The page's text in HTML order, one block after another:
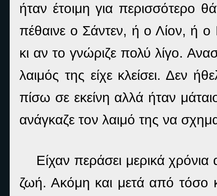
ήταν έτοιμη για περισσότερο
πέθαινε ο Σάντεν, ή ο Λίον, ή
κι αν το γνώριζε πολύ λίγο.
λαιμός της είχε κλείσει. Δεν
πίσω σε εκείνη αλλά ήταν
ανάγκαζε τον λαιμό της να
Είχαν περάσει μερικά
ζωή. Ακόμη και μετά από τόσο